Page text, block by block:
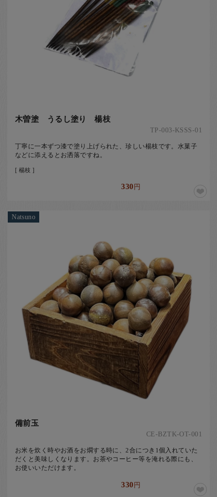
木曽塗 うるし塗り 楊枝
TP-003-KSSS-01
丁寧に一本ずつ漆で塗り上げられた、珍しい楊枝です。水菓子
などに添えるとお洒落ですね。
[ 楊枝 ]
330円
Natsuno
備前玉
CE-BZTK-OT-001
お米を炊く時やお酒をお燗する時に、2合につき1個入れていた
だくと美味しくなります。お茶やコーヒー等を淹れる際にも、
お使いいただけます。
330円